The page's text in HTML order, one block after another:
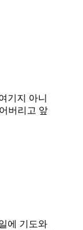
기지 아니
버리고 앞
에 기도와